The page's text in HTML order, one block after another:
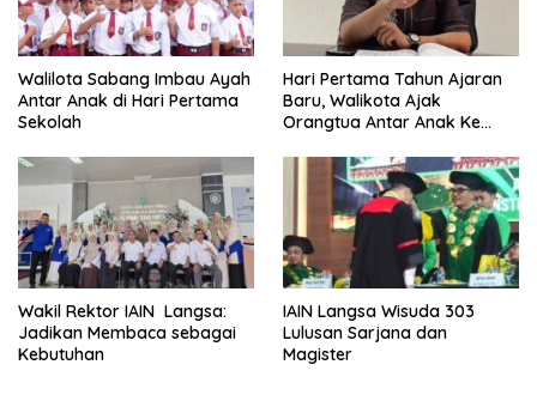
Walilota Sabang Imbau Ayah
Antar Anak di Hari Pertama
Sekolah
Hari Pertama Tahun Ajaran
Baru, Walikota Ajak
Orangtua Antar Anak Ke
Wakil Rektor IAIN Langsa:
Jadikan Membaca sebagai
Kebutuhan
IAIN Langsa Wisuda 303
Lulusan Sarjana dan
Magister